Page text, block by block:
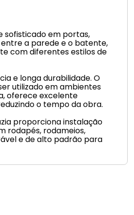
sofisticado em portas,
a parede e o batente,
com diferentes estilos de
e longa durabilidade. O
utilizado em ambientes
oferece excelente
o tempo da obra.
proporciona instalação
rodapés, rodameios,
e de alto padrão para